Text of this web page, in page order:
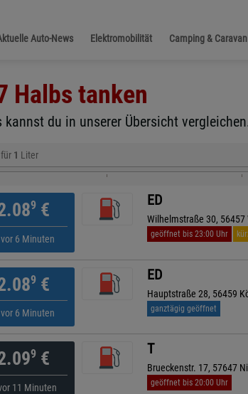
Auto-News Elektromobilität Camping & Caravan
Halbs tanken
du in unserer Übersicht
1 Liter
9€
6 Minuten
ED
Wilhelmstraße 30, 56457
geöffnet bis 23:00 Uhr
9€
6 Minuten
ED
Hauptstraße 28, 56459
ganztägig geöffnet
9€
11 Minuten
T
Brueckenstr. 17, 57647
geöffnet bis 20:00 Uhr